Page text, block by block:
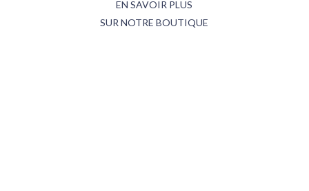
EN SAVOIR PLUS
SUR NOTRE BOUTIQUE